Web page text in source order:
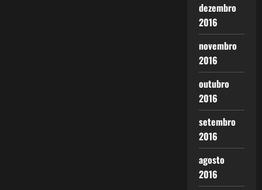
dezembro
2016
novembro
2016
outubro
2016
setembro
2016
agosto
2016